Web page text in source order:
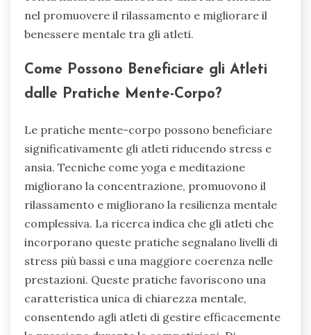
nel promuovere il rilassamento e migliorare il
benessere mentale tra gli atleti.
Come Possono Beneficiare gli Atleti
dalle Pratiche Mente-Corpo?
Le pratiche mente-corpo possono beneficiare
significativamente gli atleti riducendo stress e
ansia. Tecniche come yoga e meditazione
migliorano la concentrazione, promuovono il
rilassamento e migliorano la resilienza mentale
complessiva. La ricerca indica che gli atleti che
incorporano queste pratiche segnalano livelli di
stress più bassi e una maggiore coerenza nelle
prestazioni. Queste pratiche favoriscono una
caratteristica unica di chiarezza mentale,
consentendo agli atleti di gestire efficacemente